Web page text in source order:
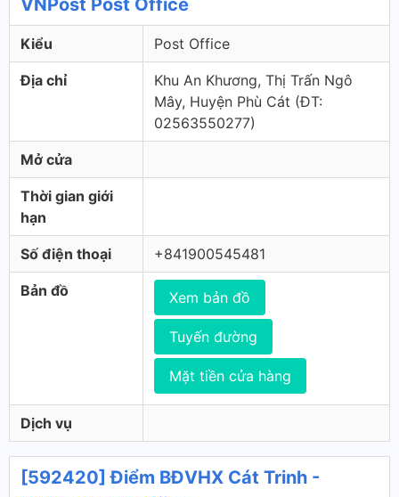
VNPost Post Office
Kiểu Post Office
Địa chỉ
Khu An Khương, Thị Trấn Ngô
Mây, Huyện Phù Cát (ÐT:
02563550277)
Mở cửa
Thời gian giới
hạn
Số điện thoại +841900545481
Bản đồ Xem bản đồ
Tuyến đường
Mặt tiền cửa hàng
Dịch vụ
[592420] Điểm BĐVHX Cát Trinh -